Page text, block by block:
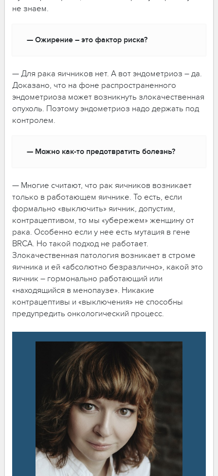
не знаем.
— Ожирение – это фактор риска?
— Для рака яичников нет. А вот эндометриоз – да.
Доказано, что на фоне распространенного
эндометриоза может возникнуть злокачественная
опухоль. Поэтому эндометриоз надо держать под
контролем.
— Можно как-то предотвратить болезнь?
— Многие считают, что рак яичников возникает
только в работающем яичнике. То есть, если
формально «выключить» яичник, допустим,
контрацептивом, то мы «убережем» женщину от
рака. Особенно если у нее есть мутация в гене
BRCA. Но такой подход не работает.
Злокачественная патология возникает в строме
яичника и ей «абсолютно безразлично», какой это
яичник – гормонально работающий или
«находящийся в менопаузе». Никакие
контрацептивы и «выключения» не способны
предупредить онкологический процесс.